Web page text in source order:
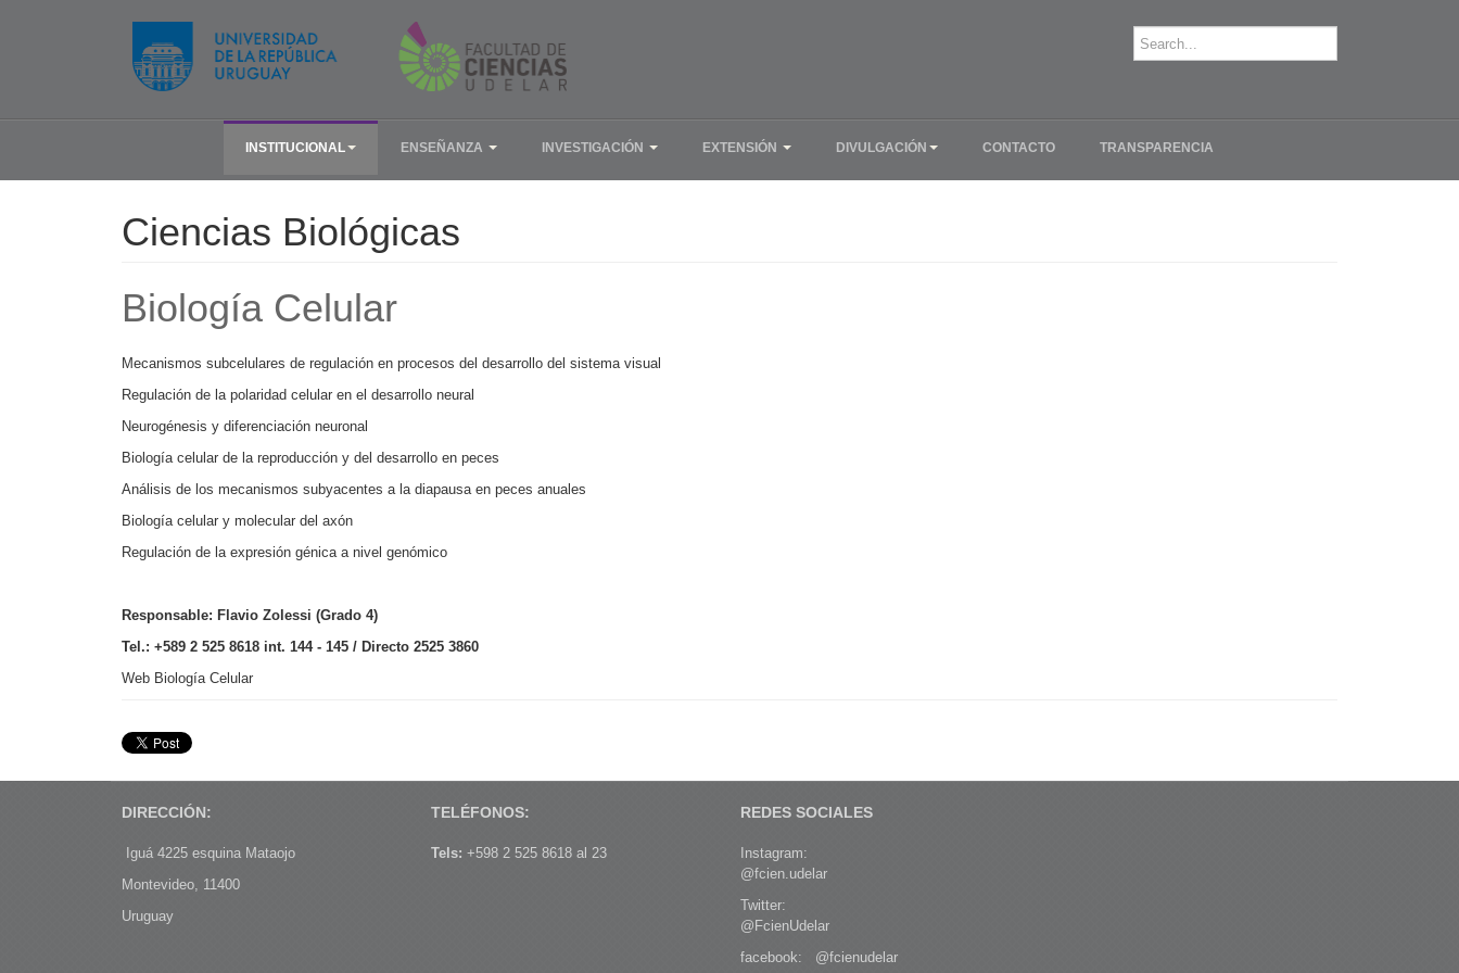
INSTITUCIONAL ENSEÑANZA INVESTIGACIÓN EXTENSIÓN DIVULGACIÓN CONTACTO TRANSPARENCIA
Ciencias Biológicas
Biología Celular
Mecanismos subcelulares de regulación en procesos del desarrollo del sistema visual
Regulación de la polaridad celular en el desarrollo neural
Neurogénesis y diferenciación neuronal
Biología celular de la reproducción y del desarrollo en peces
Análisis de los mecanismos subyacentes a la diapausa en peces anuales
Biología celular y molecular del axón
Regulación de la expresión génica a nivel genómico
Responsable: Flavio Zolessi (Grado 4)
Tel.: +589 2 525 8618 int. 144 - 145 / Directo 2525 3860
Web Biología Celular
DIRECCIÓN:
Iguá 4225 esquina Mataojo
Montevideo, 11400
Uruguay
TELÉFONOS:
Tels: +598 2 525 8618 al 23
REDES SOCIALES
Instagram:
@fcien.udelar
Twitter:
@FcienUdelar
facebook: @fcienudelar